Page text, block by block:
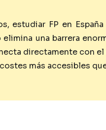
estudiar FP en
una barrera
directamente con
más accesibles